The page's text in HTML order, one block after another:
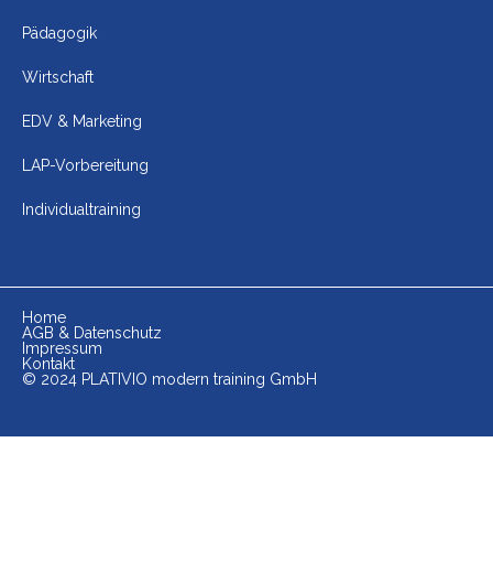
Pädagogik
Wirtschaft
EDV & Marketing
LAP-Vorbereitung
Individualtraining
Home
AGB & Datenschutz
Impressum
Kontakt
© 2024 PLATIVIO modern training GmbH